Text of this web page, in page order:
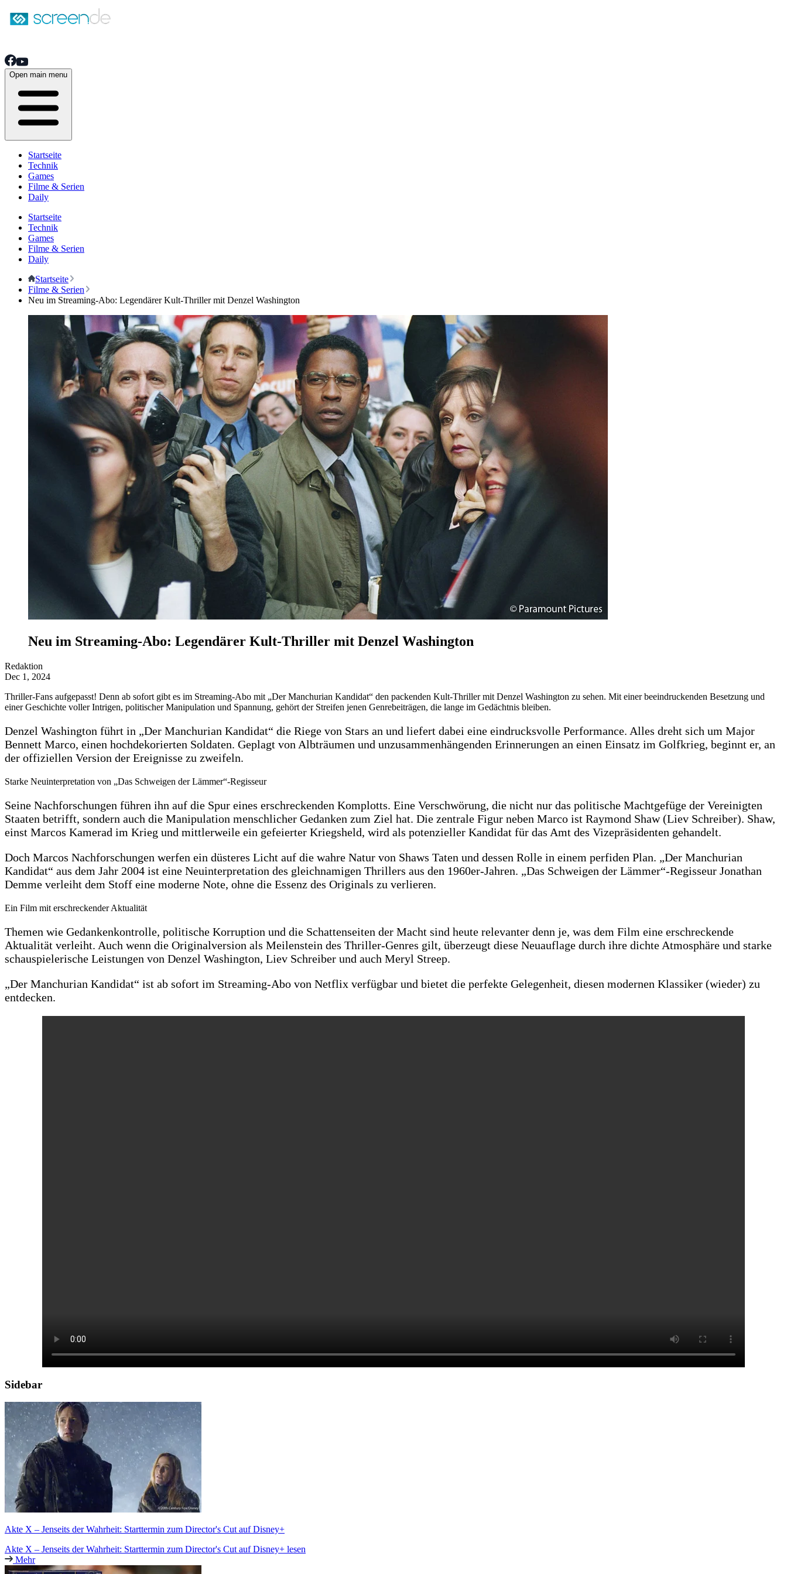
Open main menu
Startseite
Technik
Games
Filme & Serien
Daily
Startseite
Technik
Games
Filme & Serien
Daily
Startseite
Filme & Serien
Neu im Streaming-Abo: Legendärer Kult-Thriller mit Denzel Washington
Neu im Streaming-Abo: Legendärer Kult-Thriller mit Denzel Washington
Redaktion
Dec 1, 2024
Thriller-Fans aufgepasst! Denn ab sofort gibt es im Streaming-Abo mit „Der Manchurian Kandidat“ den packenden Kult-Thriller mit Denzel Washington zu sehen. Mit einer beeindruckenden Besetzung und
einer Geschichte voller Intrigen, politischer Manipulation und Spannung, gehört der Streifen jenen Genrebeiträgen, die lange im Gedächtnis bleiben.
Denzel Washington führt in „Der Manchurian Kandidat“ die Riege von Stars an und liefert dabei eine eindrucksvolle Performance. Alles dreht sich um Major
Bennett Marco, einen hochdekorierten Soldaten. Geplagt von Albträumen und unzusammenhängenden Erinnerungen an einen Einsatz im Golfkrieg, beginnt er, an
der offiziellen Version der Ereignisse zu zweifeln.
Starke Neuinterpretation von „Das Schweigen der Lämmer“-Regisseur
Seine Nachforschungen führen ihn auf die Spur eines erschreckenden Komplotts. Eine Verschwörung, die nicht nur das politische Machtgefüge der Vereinigten
Staaten betrifft, sondern auch die Manipulation menschlicher Gedanken zum Ziel hat. Die zentrale Figur neben Marco ist Raymond Shaw (Liev Schreiber). Shaw,
einst Marcos Kamerad im Krieg und mittlerweile ein gefeierter Kriegsheld, wird als potenzieller Kandidat für das Amt des Vizepräsidenten gehandelt.
Doch Marcos Nachforschungen werfen ein düsteres Licht auf die wahre Natur von Shaws Taten und dessen Rolle in einem perfiden Plan. „Der Manchurian
Kandidat“ aus dem Jahr 2004 ist eine Neuinterpretation des gleichnamigen Thrillers aus den 1960er-Jahren. „Das Schweigen der Lämmer“-Regisseur Jonathan
Demme verleiht dem Stoff eine moderne Note, ohne die Essenz des Originals zu verlieren.
Ein Film mit erschreckender Aktualität
Themen wie Gedankenkontrolle, politische Korruption und die Schattenseiten der Macht sind heute relevanter denn je, was dem Film eine erschreckende
Aktualität verleiht. Auch wenn die Originalversion als Meilenstein des Thriller-Genres gilt, überzeugt diese Neuauflage durch ihre dichte Atmosphäre und starke
schauspielerische Leistungen von Denzel Washington, Liev Schreiber und auch Meryl Streep.
„Der Manchurian Kandidat“ ist ab sofort im Streaming-Abo von Netflix verfügbar und bietet die perfekte Gelegenheit, diesen modernen Klassiker (wieder) zu
entdecken.
Sidebar
Akte X – Jenseits der Wahrheit: Starttermin zum Director's Cut auf Disney+
Akte X – Jenseits der Wahrheit: Starttermin zum Director's Cut auf Disney+ lesen
Mehr